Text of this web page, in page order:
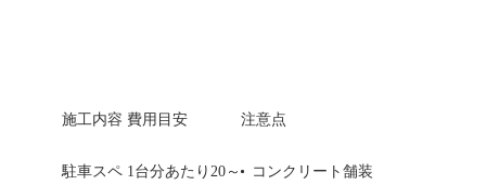
施工内容 費用目安 注意点
駐車スペ 1台分あたり20～
コンクリート舗装